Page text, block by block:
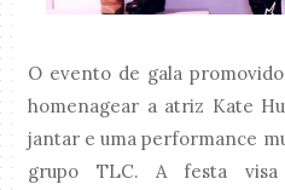
O evento de gala
homenagear a atriz Kate
jantar e uma performance
grupo TLC. A festa visa